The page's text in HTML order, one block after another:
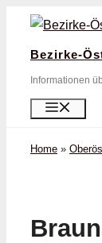
Zum
springen
Bezirke-
Informationen
Home »